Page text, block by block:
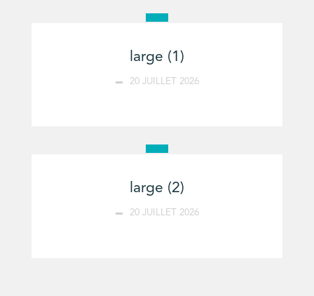
large (1)
20 JUILLET 2026
large (2)
20 JUILLET 2026